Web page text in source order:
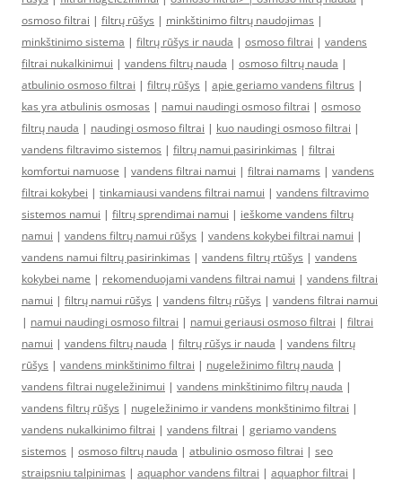
osmoso filtrai | filtrų rūšys | minkštinimo filtrų naudojimas |
minkštinimo sistema | filtrų rūšys ir nauda | osmoso filtrai | vandens
filtrai nukalkinimui | vandens filtrų nauda | osmoso filtrų nauda |
atbulinio osmoso filtrai | filtrų rūšys | apie geriamo vandens filtrus |
kas yra atbulinis osmosas | namui naudingi osmoso filtrai | osmoso
filtrų nauda | naudingi osmoso filtrai | kuo naudingi osmoso filtrai |
vandens filtravimo sistemos | filtrų namui pasirinkimas | filtrai
komfortui namuose | vandens filtrai namui | filtrai namams | vandens
filtrai kokybei | tinkamiausi vandens filtrai namui | vandens filtravimo
sistemos namui | filtrų sprendimai namui | ieškome vandens filtrų
namui | vandens filtrų namui rūšys | vandens kokybei filtrai namui |
vandens namui filtrų pasirinkimas | vandens filtrų rtūšys | vandens
kokybei name | rekomenduojami vandens filtrai namui | vandens filtrai
namui | filtrų namui rūšys | vandens filtrų rūšys | vandens filtrai namui
| namui naudingi osmoso filtrai | namui geriausi osmoso filtrai | filtrai
namui | vandens filtrų nauda | filtrų rūšys ir nauda | vandens filtrų
rūšys | vandens minkštinimo filtrai | nugeležinimo filtrų nauda |
vandens filtrai nugeležinimui | vandens minkštinimo filtrų nauda |
vandens filtrų rūšys | nugeležinimo ir vandens monkštinimo filtrai |
vandens nukalkinimo filtrai | vandens filtrai | geriamo vandens
sistemos | osmoso filtrų nauda | atbulinio osmoso filtrai | seo
straipsniu talpinimas | aquaphor vandens filtrai | aquaphor filtrai |